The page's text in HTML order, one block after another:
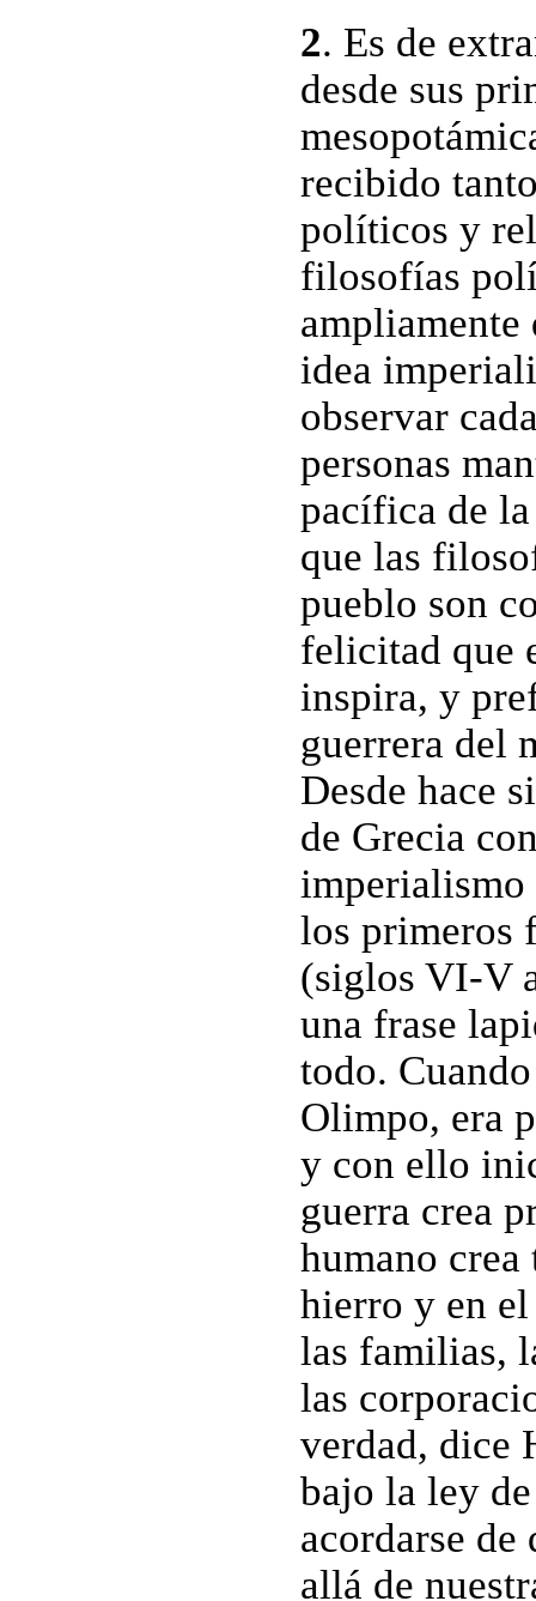
2. Es de
desde sus
recibido
políticos y
filosofías
ampliamente
idea
observar
personas
pacífica de
que las
pueblo son
felicitad que
inspira, y
guerrera del
Desde hace
de Grecia
imperialismo
los primeros
(siglos VI-V
una frase
todo.
Olimpo, era
y con ello
guerra crea
humano
hierro y en
las familias,
las
verdad, dice
bajo la ley
acordarse de
allá de